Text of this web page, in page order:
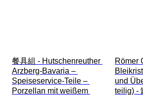
餐具組 - Hutschenreuther
Arzberg-Bavaria –
Speiseservice-Teile –
Porzellan mit weißem
Römer
und
teilig) -